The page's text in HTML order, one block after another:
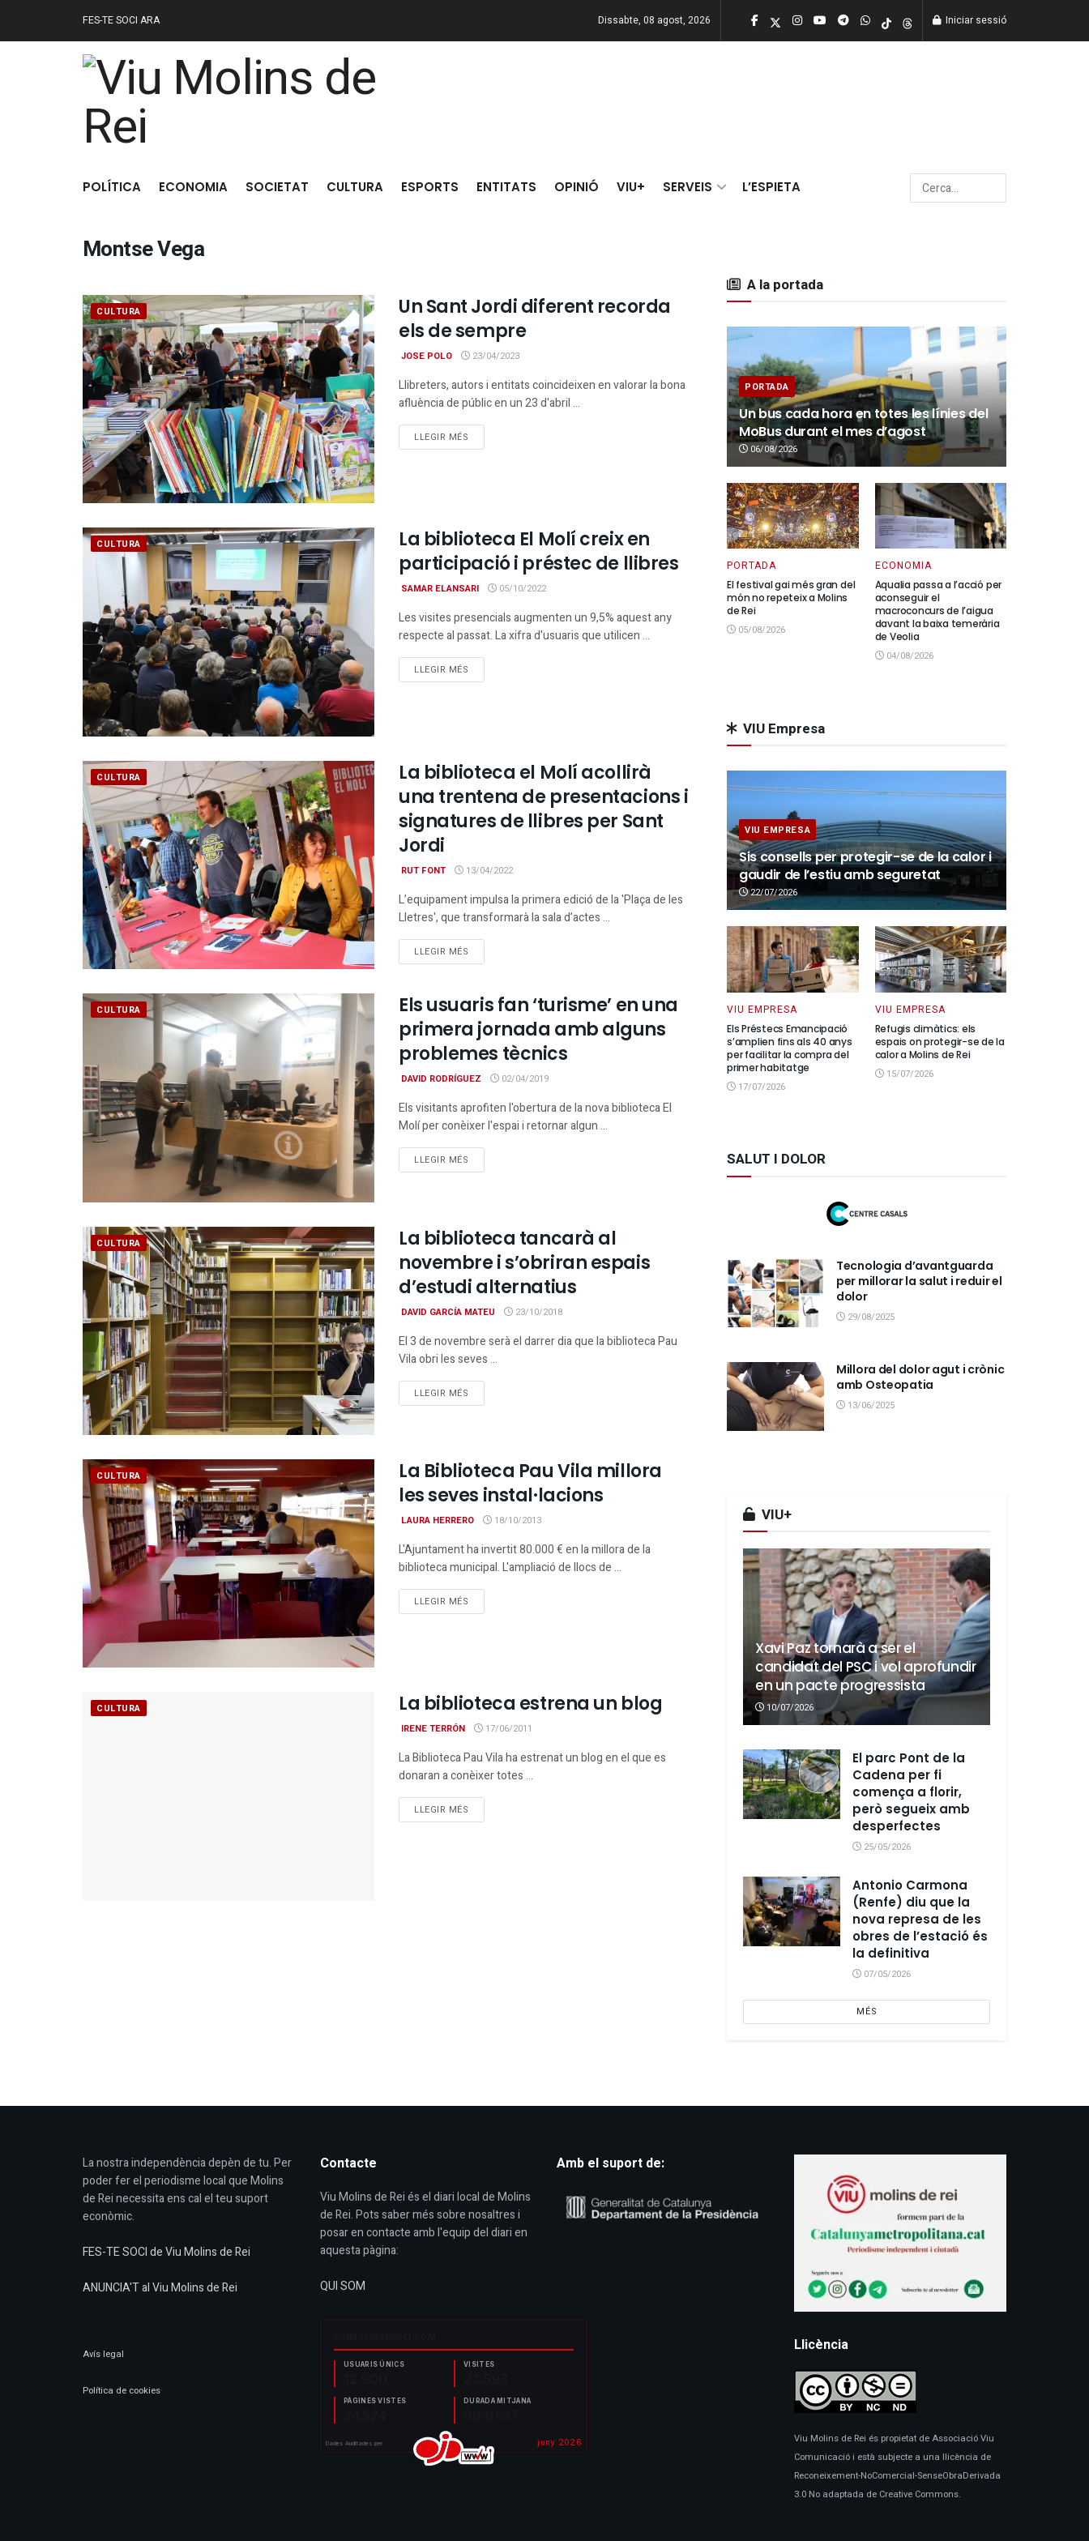
FES-TE SOCI ARA Dissabte, 08 agost, 2026 Iniciar sessió
POLÍTICA ECONOMIA SOCIETAT CULTURA ESPORTS ENTITATS OPINIÓ VIU+ SERVEIS L’ESPIETA
Montse Vega
CULTURA
Un Sant Jordi diferent recorda
els de sempre
JOSE POLO 23/04/2023
Llibreters, autors i entitats coincideixen en valorar la bona
afluència de públic en un 23 d'abril ...
LLEGIR MÉS
CULTURA
La biblioteca El Molí creix en
participació i préstec de llibres
SAMAR ELANSARI 05/10/2022
Les visites presencials augmenten un 9,5% aquest any
respecte al passat. La xifra d'usuaris que utilicen ...
LLEGIR MÉS
CULTURA
La biblioteca el Molí acollirà
una trentena de presentacions i
signatures de llibres per Sant
Jordi
RUT FONT 13/04/2022
L’equipament impulsa la primera edició de la 'Plaça de les
Lletres', que transformarà la sala d’actes ...
LLEGIR MÉS
CULTURA
Els usuaris fan ‘turisme’ en una
primera jornada amb alguns
problemes tècnics
DAVID RODRÍGUEZ 02/04/2019
Els visitants aprofiten l'obertura de la nova biblioteca El
Molí per conèixer l'espai i retornar algun ...
LLEGIR MÉS
CULTURA
La biblioteca tancarà al
novembre i s’obriran espais
d’estudi alternatius
DAVID GARCÍA MATEU 23/10/2018
El 3 de novembre serà el darrer dia que la biblioteca Pau
Vila obri les seves ...
LLEGIR MÉS
CULTURA
La Biblioteca Pau Vila millora
les seves instal·lacions
LAURA HERRERO 18/10/2013
L'Ajuntament ha invertit 80.000 € en la millora de la
biblioteca municipal. L'ampliació de llocs de ...
LLEGIR MÉS
CULTURA La biblioteca estrena un blog
IRENE TERRÓN 17/06/2011
La Biblioteca Pau Vila ha estrenat un blog en el que es
donaran a conèixer totes ...
LLEGIR MÉS
A la portada
PORTADA
Un bus cada hora en totes les línies del
MoBus durant el mes d’agost
06/08/2026
PORTADA
El festival gai més gran del
món no repeteix a Molins
de Rei
05/08/2026
ECONOMIA
Aqualia passa a l’acció per
aconseguir el
macroconcurs de l’aigua
davant la baixa temerària
de Veolia
04/08/2026
VIU Empresa
VIU EMPRESA
Sis consells per protegir-se de la calor i
gaudir de l’estiu amb seguretat
22/07/2026
VIU EMPRESA
Els Préstecs Emancipació
s’amplien fins als 40 anys
per facilitar la compra del
primer habitatge
17/07/2026
VIU EMPRESA
Refugis climàtics: els
espais on protegir-se de la
calor a Molins de Rei
15/07/2026
SALUT I DOLOR
Tecnologia d’avantguarda
per millorar la salut i reduir el
dolor
29/08/2025
Millora del dolor agut i crònic
amb Osteopatia
13/06/2025
VIU+
Xavi Paz tornarà a ser el
candidat del PSC i vol aprofundir
en un pacte progressista
10/07/2026
El parc Pont de la
Cadena per fi
comença a florir,
però segueix amb
desperfectes
25/05/2026
Antonio Carmona
(Renfe) diu que la
nova represa de les
obres de l’estació és
la definitiva
07/05/2026
MÉS
La nostra independència depèn de tu. Per
poder fer el periodisme local que Molins
de Rei necessita ens cal el teu suport
econòmic.
FES-TE SOCI de Viu Molins de Rei
ANUNCIA'T al Viu Molins de Rei
Avís legal
Política de cookies
Contacte
Viu Molins de Rei és el diari local de Molins
de Rei. Pots saber més sobre nosaltres i
posar en contacte amb l'equip del diari en
aquesta pàgina:
QUI SOM
Amb el suport de:
Llicència
Viu Molins de Rei és propietat de Associació Viu
Comunicació i està subjecte a una llicència de
Reconeixement-NoComercial-SenseObraDerivada
3.0 No adaptada de Creative Commons.